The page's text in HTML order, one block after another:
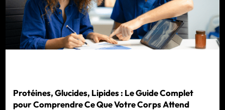
Protéines, Glucides, Lipides : Le Guide Complet
pour Comprendre Ce Que Votre Corps Attend